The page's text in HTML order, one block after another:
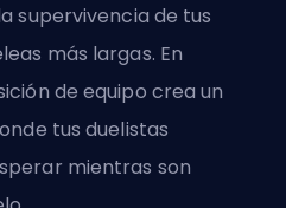
supervivencia de tus
más largas. En
de equipo crea un
tus duelistas
mientras son